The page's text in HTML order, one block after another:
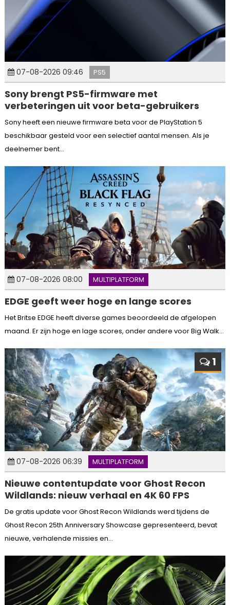
07-08-2026 09:46 PS5
Sony brengt PS5-firmware met
verbeteringen uit voor beta-gebruikers
Sony heeft een nieuwe firmware beta voor de PlayStation 5
beschikbaar gesteld voor een selectief aantal mensen. Als je
deelnemer bent...
07-08-2026 08:00 MULTIPLATFORM
EDGE geeft weer hoge en lange scores
Het Britse EDGE heeft diverse games beoordeeld de afgelopen
maand. Er zijn hoge en lage scores, onder andere voor Big Walk...
1
07-08-2026 06:39 MULTIPLATFORM
Nieuwe contentupdate voor Ghost Recon
Wildlands: nieuw verhaal en 4K 60 FPS
De gratis update voor Ghost Recon Wildlands werd tijdens de
Ghost Recon 25th Anniversary Showcase gepresenteerd, bevat
nieuwe, verhalende missies en...